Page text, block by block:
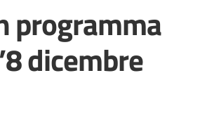
programma
dicembre